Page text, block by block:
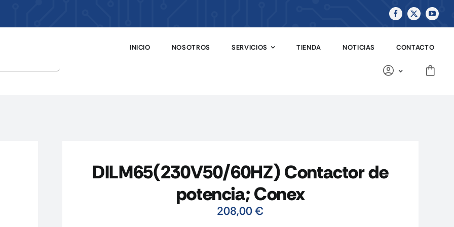
INICIO NOSOTROS SERVICIOS TIENDA NOTICIAS CONTACTO
DILM65(230V50/60HZ) Contactor de
potencia; Conex
208,00€